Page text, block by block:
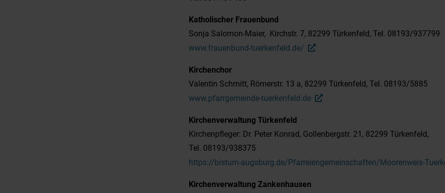
Katholischer Frauenbund
Sonja Salomon-Maier, Kirchstr. 7, 82299 Türkenfeld, Tel. 08193/937799
www.frauenbund-tuerkenfeld.de/
Kirchenchor
Valentin Schmitt, Römerstr. 13 a, 82299 Türkenfeld, Tel. 08193/5885
www.pfarrgemeinde-tuerkenfeld.de
Kirchenverwaltung Türkenfeld
Kirchenpfleger: Dr. Peter Konrad, Gollenbergstr. 21, 82299 Türkenfeld,
Tel. 08193/938375
https://bistum-augsburg.de/Pfarreiengemeinschaften/Moorenweis-
Kirchenverwaltung Zankenhausen